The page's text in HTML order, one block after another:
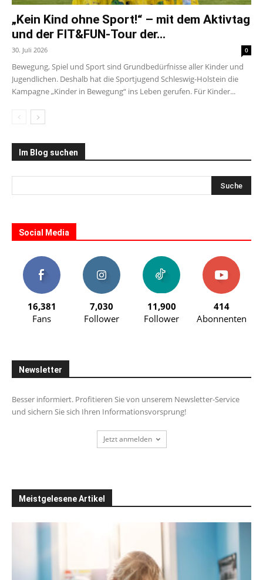
„Kein Kind ohne Sport!“ – mit dem Aktivtag
und der FIT&FUN-Tour der...
30. Juli 2026 0
Bewegung, Spiel und Sport sind Grundbedürfnisse aller Kinder und
Jugendlichen. Deshalb hat die Sportjugend Schleswig-Holstein die
Kampagne „Kinder in Bewegung“ ins Leben gerufen. Für Kinder...
Im Blog suchen
Social Media
16,381
Fans
7,030
Follower
11,900
Follower
414
Abonnenten
Newsletter
Besser informiert. Profitieren Sie von unserem Newsletter-Service
und sichern Sie sich Ihren Informationsvorsprung!
Jetzt anmelden
Meistgelesene Artikel